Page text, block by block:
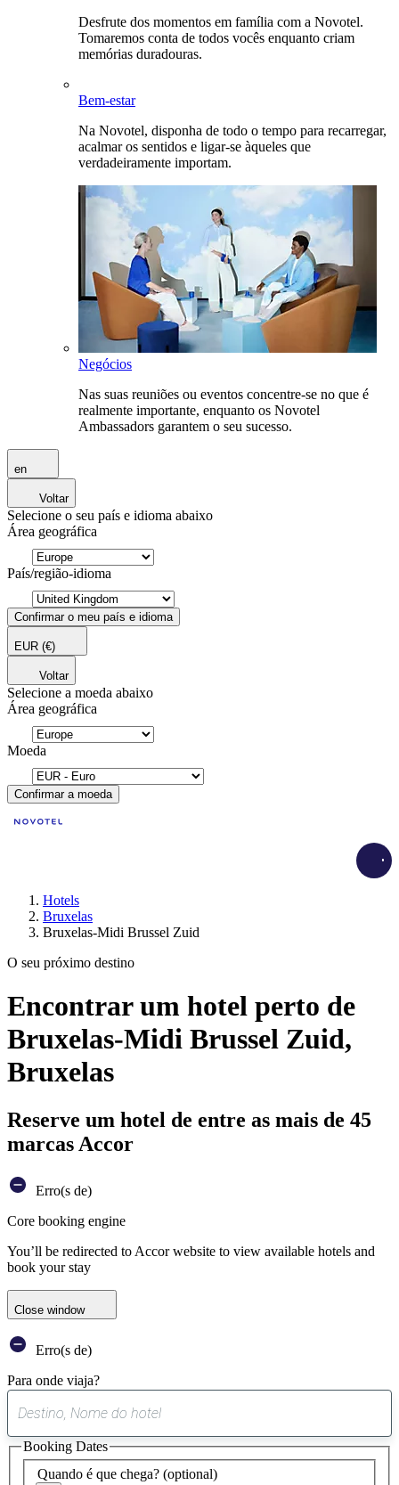
Desfrute dos momentos em família com a Novotel.
Tomaremos conta de todos vocês enquanto criam
memórias duradouras.
Bem-estar
Na Novotel, disponha de todo o tempo para recarregar,
acalmar os sentidos e ligar-se àqueles que
verdadeiramente importam.
Negócios
Nas suas reuniões ou eventos concentre-se no que é
realmente importante, enquanto os Novotel
Ambassadors garantem o seu sucesso.
en
Voltar
Selecione o seu país e idioma abaixo
Área geográfica
País/região-idioma
Confirmar o meu país e idioma
EUR (€)
Voltar
Selecione a moeda abaixo
Área geográfica
Moeda
Confirmar a moeda
Hotels
Bruxelas
Bruxelas-Midi Brussel Zuid
O seu próximo destino
Encontrar um hotel perto de
Bruxelas-Midi Brussel Zuid,
Bruxelas
Reserve um hotel de entre as mais de 45
marcas Accor
Erro(s de)
Core booking engine
You’ll be redirected to Accor website to view available hotels and
book your stay
Close window
Erro(s de)
Para onde viaja?
sugestão
encontrada
Quando é que chega? (optional)
Booking Dates